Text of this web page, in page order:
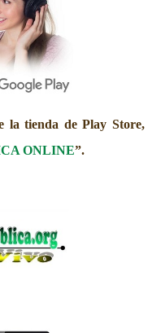
la tienda de Play Store,
ONLINE”.